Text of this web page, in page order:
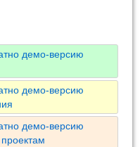
демо-версию
демо-версию
демо-версию